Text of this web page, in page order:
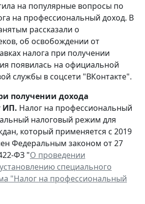
на популярные вопросы по
на профессиональный доход. В
рассказали о
об освобождении от
налога при получении
появилась на официальной
службы в соцсети "ВКонтакте".
получении дохода
ИП. Налог на профессиональный
налоговый режим для
который применяется с 2019
Федеральным законом от 27
ФЗ "О проведении
специального
"Налог на профессиональный